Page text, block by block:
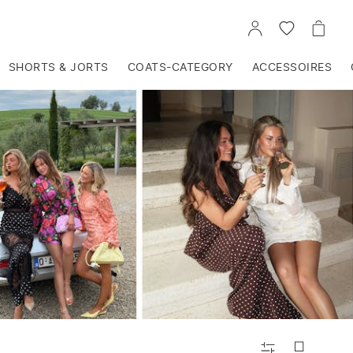
VOIR
TON
VOIR
LA
D'ENVIES
VOIR
LE
SHORTS & JORTS
COATS-CATEGORY ACCESSOIRES
FILTRER